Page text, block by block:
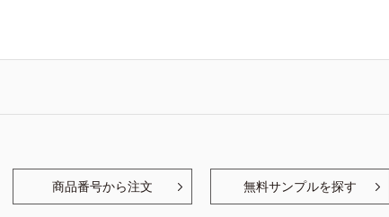
商品番号から注文 無料サンプルを探す